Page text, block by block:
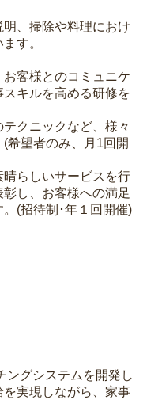
、掃除や料理におけ
す。
お客様とのコミュニケ
キルを高める研修を
クニックなど、様々
希望者のみ、月1回開
晴らしいサービスを行
し、お客様への満足
(招待制･年１回開催)
ングシステムを開発し
実現しながら、家事